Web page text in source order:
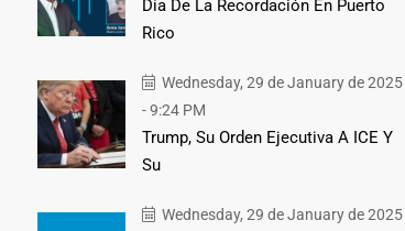
Día De La Recordación En Puerto
Rico
Wednesday, 29 de January de 2025
- 9:24 PM
Trump, Su Orden Ejecutiva A ICE Y
Su
Wednesday, 29 de January de 2025